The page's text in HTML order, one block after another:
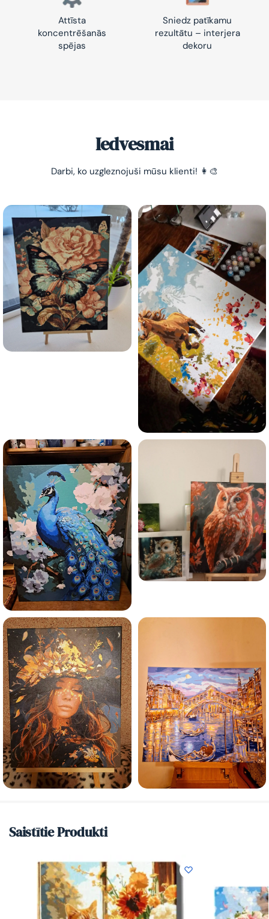
Attīsta
koncentrēšanās
spējas
Sniedz patīkamu
rezultātu – interjera
dekoru
Iedvesmai
Darbi, ko uzgleznojuši mūsu klienti! 👩‍🎨
Saistītie Produkti